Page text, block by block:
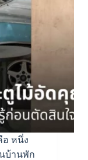
หนึ่ง
บ้านพัก